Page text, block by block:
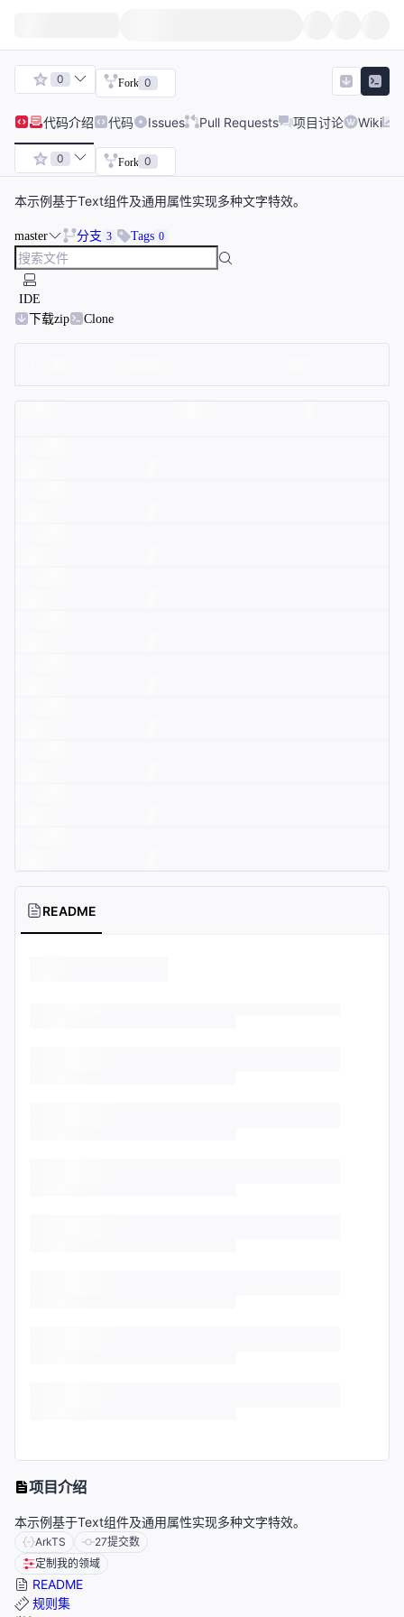
0 Fork 0
代码介绍 代码 Issues Pull Requests 项目讨论 Wiki
0 Fork 0
本示例基于Text组件及通用属性实现多种文字特效。
master 分支 3 Tags 0
IDE
下载zip
Clone
README
项目介绍
本示例基于Text组件及通用属性实现多种文字特效。
ArkTS 27提交数
定制我的领域
README
规则集